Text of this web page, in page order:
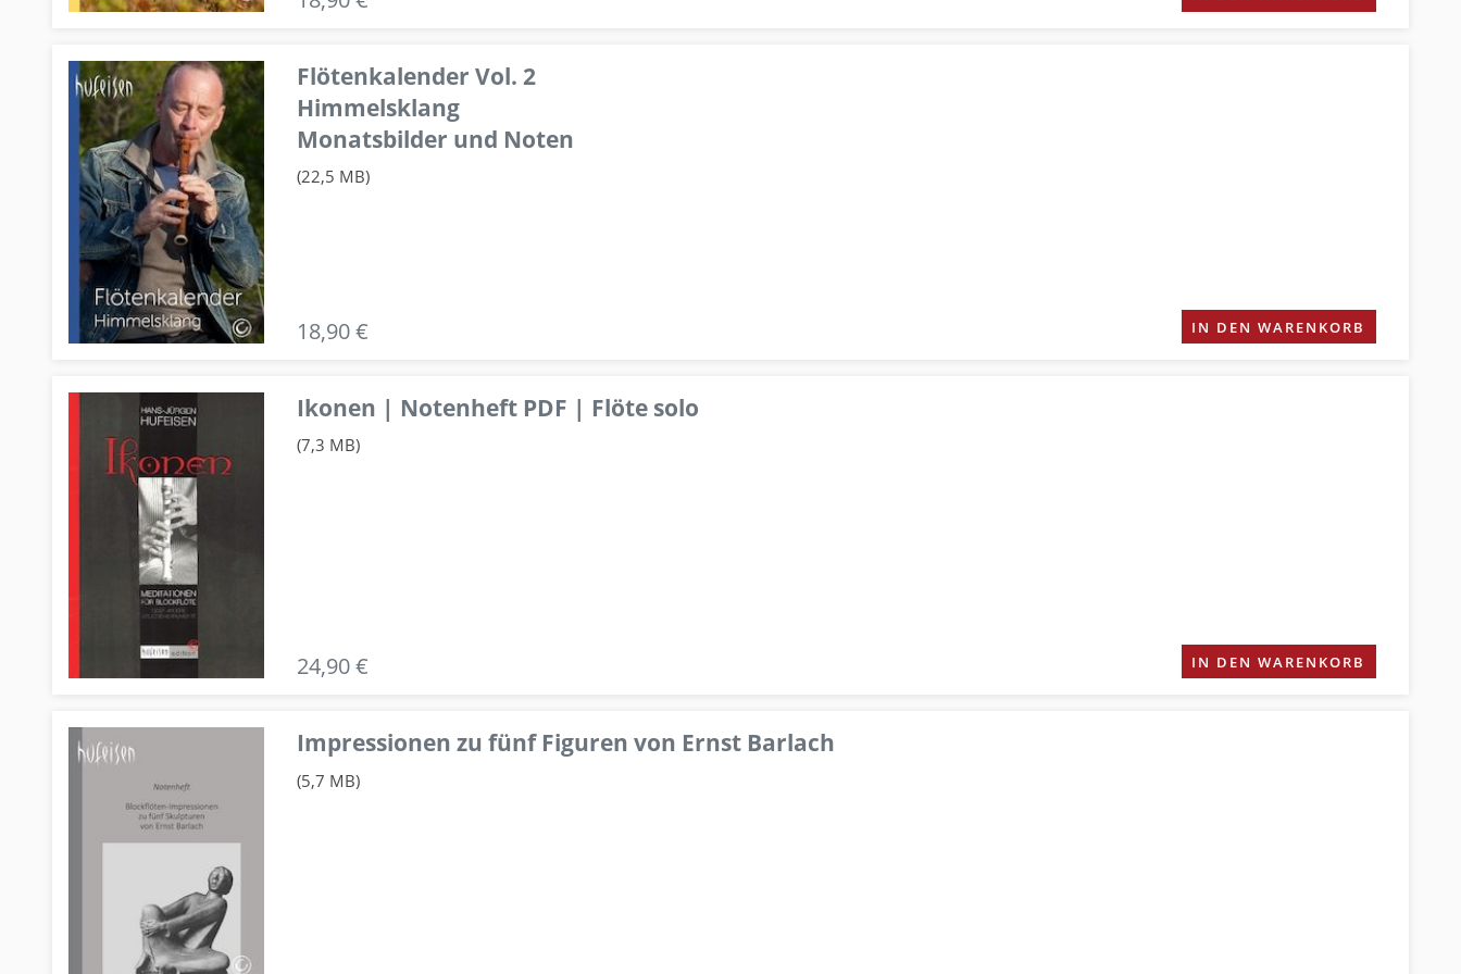
Flötenkalender Vol. 2
Himmelsklang
Monatsbilder und Noten
(22,5 MB)
18,90 € IN DEN WARENKORB
Ikonen | Notenheft PDF | Flöte solo
(7,3 MB)
24,90 € IN DEN WARENKORB
Impressionen zu fünf Figuren von Ernst Barlach
(5,7 MB)